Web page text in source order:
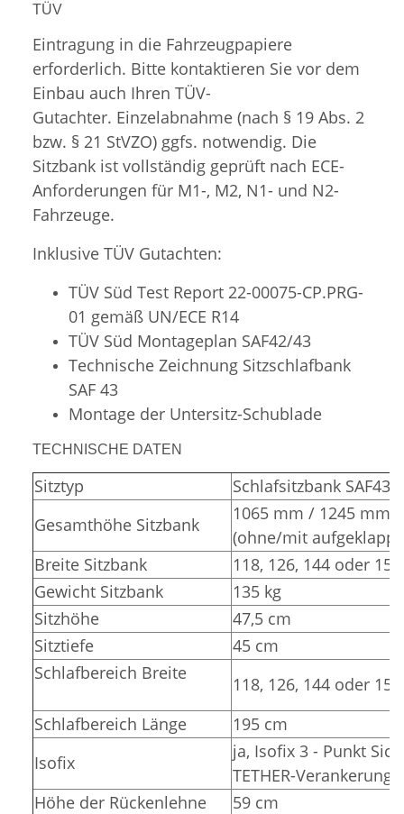
TÜV
Eintragung in die Fahrzeugpapiere
erforderlich. Bitte kontaktieren Sie vor dem
Einbau auch Ihren TÜV-
Gutachter. Einzelabnahme (nach § 19 Abs. 2
bzw. § 21 StVZO) ggfs. notwendig. Die
Sitzbank ist vollständig geprüft nach ECE-
Anforderungen für M1-, M2, N1- und N2-
Fahrzeuge.
Inklusive TÜV Gutachten:
TÜV Süd Test Report 22-00075-CP.PRG-
01 gemäß UN/ECE R14
TÜV Süd Montageplan SAF42/43
Technische Zeichnung Sitzschlafbank
SAF 43
Montage der Untersitz-Schublade
TECHNISCHE DATEN
Sitztyp
Schlafsitzbank SAF43
Gesamthöhe Sitzbank
1065 mm / 1245 mm
(ohne/mit
Breite Sitzbank
118, 126, 144 oder
Gewicht Sitzbank
135 kg
Sitzhöhe
47,5 cm
Sitztiefe
45 cm
Schlafbereich Breite
118, 126, 144 oder
Schlafbereich Länge
195 cm
Isofix
ja, Isofix 3 - Punkt
TETHER-
Höhe der Rückenlehne
59 cm